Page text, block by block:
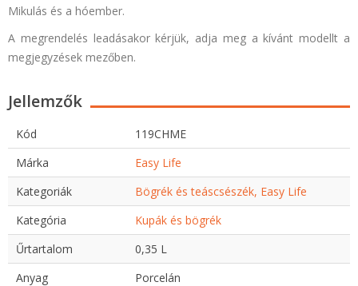
Mikulás és a hóember.
A megrendelés leadásakor kérjük, adja meg a kívánt modellt a
megjegyzések mezőben.
Jellemzők
Kód
119CHME
Márka
Easy Life
Kategoriák
Bögrék és teáscsészék, Easy Life
Kategória
Kupák és bögrék
Űrtartalom
0,35 L
Anyag
Porcelán